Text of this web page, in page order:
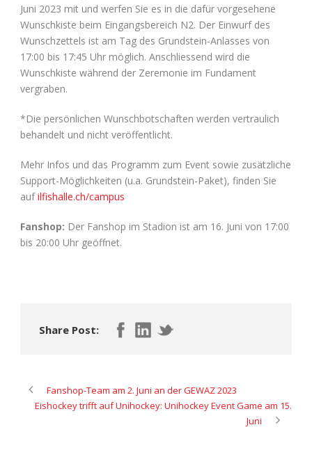
Juni 2023 mit und werfen Sie es in die dafür vorgesehene
Wunschkiste beim Eingangsbereich N2. Der Einwurf des
Wunschzettels ist am Tag des Grundstein-Anlasses von
17:00 bis 17:45 Uhr möglich. Anschliessend wird die
Wunschkiste während der Zeremonie im Fundament
vergraben.
*Die persönlichen Wunschbotschaften werden vertraulich
behandelt und nicht veröffentlicht.
Mehr Infos und das Programm zum Event sowie zusätzliche
Support-Möglichkeiten (u.a. Grundstein-Paket), finden Sie
aufilfishalle.ch/campus
Fanshop: Der Fanshop im Stadion ist am 16. Juni von 17:00
bis 20:00 Uhr geöffnet.
Share Post:
Fanshop-Team am 2. Juni an der GEWAZ 2023
Eishockey trifft auf Unihockey: Unihockey Event Game am 15.
Juni